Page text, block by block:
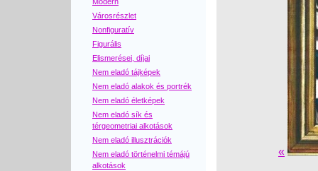
Városrészlet
Nonfiguratív
Figurális
Elismerései, díjai
Nem eladó tájképek
Nem eladó alakok és portrék
Nem eladó életképek
Nem eladó sík és
térgeometriai alkotások
Nem eladó illusztrációk
Nem eladó történelmi témájú
alkotások
«